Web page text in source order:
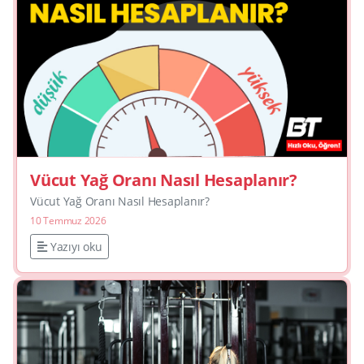
Vücut Yağ Oranı Nasıl Hesaplanır?
Vücut Yağ Oranı Nasıl Hesaplanır?
10 Temmuz 2026
Yazıyı oku